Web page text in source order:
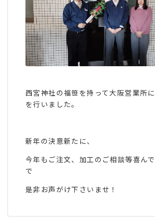
西宮神社の福笹を持って大阪営業所
を行いました。
新年の決意新たに、
今年もご注文、加工のご相談等喜ん
で
是非お声がけ下さいませ！